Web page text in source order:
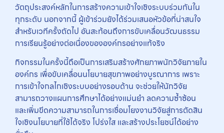
วัตถุประสงค์หลักในการสร้างความเข้าใจเชิงระบบร่วมกันใน
ทุกระดับ นอกจากนี้ ผู้เข้าร่วมยังได้ร่วมเสนอหัวข้อที่น่าสนใจ
สำหรับเวทีครั้งถัดไป อันสะท้อนถึงการขับเคลื่อนวัฒนธรรม
การเรียนรู้อย่างต่อเนื่องขององค์กรอย่างแท้จริง
กิจกรรมในครั้งนี้ถือเป็นการเสริมสร้างศักยภาพนักวิจัยภายใน
องค์กร เพื่อขับเคลื่อนนโยบายสุขภาพอย่างบูรณาการ เพราะ
การเข้าใจกลไกเชิงระบบอย่างรอบด้าน จะช่วยให้นักวิจัย
สามารถวางแผนการศึกษาได้อย่างแม่นยำ ลดความซ้ำซ้อน
และเพิ่มขีดความสามารถในการเชื่อมโยงงานวิจัยสู่การตัดสิน
ใจเชิงนโยบายที่ใช้ได้จริง โปร่งใส และสร้างประโยชน์ได้อย่าง